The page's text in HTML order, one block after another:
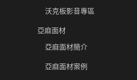
沃克板影音專區
亞麻面材
亞麻面材簡介
亞麻面材案例